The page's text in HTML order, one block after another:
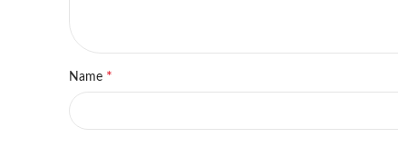
Name *